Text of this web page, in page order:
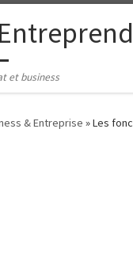
et business
& Entreprise »Les